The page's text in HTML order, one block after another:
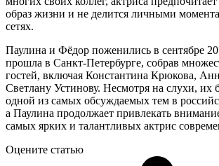
образ жизни и не делится личными
сетях.
Паулина и Фёдор поженились в сентябре
прошла в Санкт-Петербурге, собрав
гостей, включая Константина Крюкова,
Светлану Устинову. Несмотря на слухи, их
одной из самых обсуждаемых тем в
а Паулина продолжает привлекать
самых ярких и талантливых актрис
Оцените статью